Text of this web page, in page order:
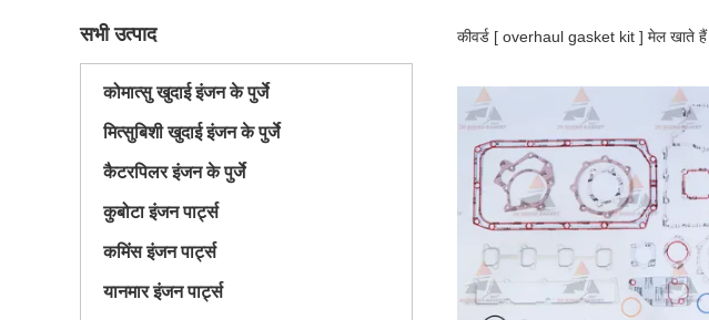
सभी उत्पाद
कोमात्सु खुदाई इंजन के पुर्जे
मित्सुबिशी खुदाई इंजन के पुर्जे
कैटरपिलर इंजन के पुर्जे
कुबोटा इंजन पार्ट्स
कमिंस इंजन पार्ट्स
यानमार इंजन पार्ट्स
कीवर्ड [ overhaul gasket kit ] मेल खाते हैं